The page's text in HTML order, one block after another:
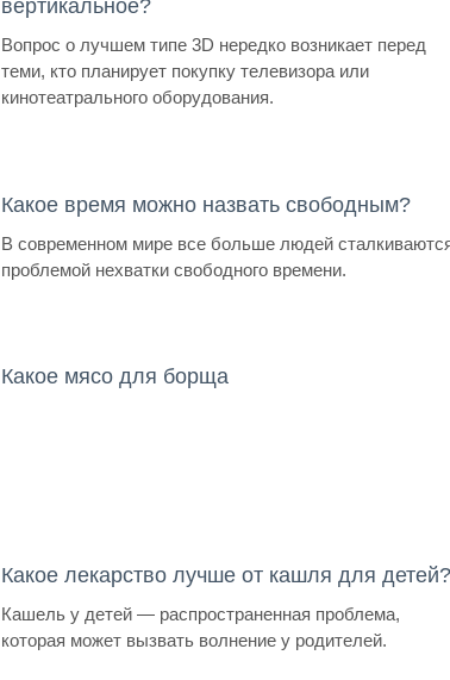
вертикальное?
Вопрос о лучшем типе 3D нередко возникает перед
теми, кто планирует покупку телевизора или
кинотеатрального оборудования.
Какое время можно назвать свободным?
В современном мире все больше людей
проблемой нехватки свободного времени.
Какое мясо для борща
Какое лекарство лучше от кашля для
Кашель у детей — распространенная проблема,
которая может вызвать волнение у родителей.